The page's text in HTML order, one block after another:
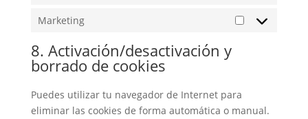
Marketing
Marketing
8. Activación/desactivación y
borrado de cookies
Puedes utilizar tu navegador de Internet para
eliminar las cookies de forma automática o manual.